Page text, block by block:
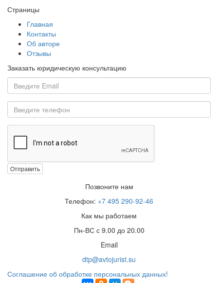
Страницы
Главная
Контакты
Об авторе
Отзывы
Заказать юридическую консультацию
Отправить
Позвоните нам
Телефон: +7 495 290-92-46
Как мы работаем
Пн-ВС с 9.00 до 20.00
Email
dtp@avtojurist.su
Соглашение об обработке персональных данных!